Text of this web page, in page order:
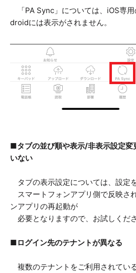
「PA Sync」については、iOS専
droidには表示がされません。
■タブの並び順や表示/非表示設定変
いない
タブの表示設定については、設定
スマートフォンアプリ側で反映さ
ンアプリの再起動が
必要となりますので、お試しくださ
■ログイン先のテナントが異なる
複数のテナントをご利用されてい